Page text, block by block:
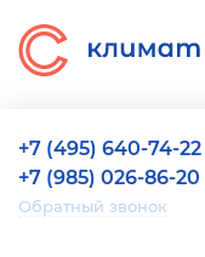
+7 (495) 640-74-22
+7 (985) 026-86-20
Обратный звонок